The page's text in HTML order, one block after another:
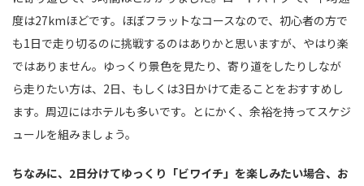
度は27kmほどです。ほぼフラットなコースなので、初心者の方で
も1日で走り切るのに挑戦するのはありかと思いますが、やはり楽
ではありません。ゆっくり景色を見たり、寄り道をしたりしなが
ら走りたい方は、2日、もしくは3日かけて走ることをおすすめし
ます。周辺にはホテルも多いです。とにかく、余裕を持ってスケジ
ュールを組みましょう。
ちなみに、2日分けてゆっくり「ビワイチ」を楽しみたい場合、お